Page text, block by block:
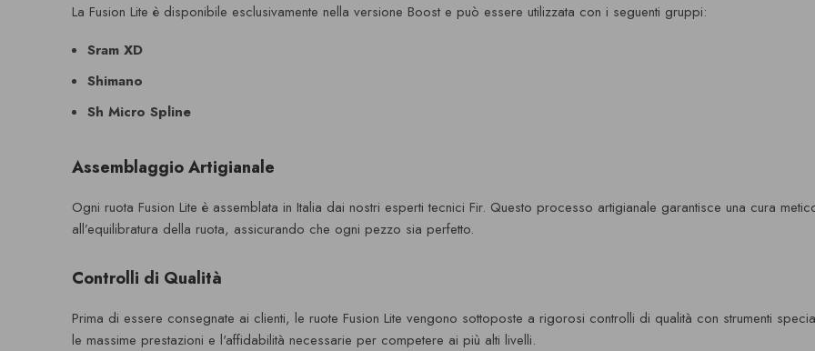
La Fusion Lite è disponibile esclusivamente nella versione Boost e può essere utilizzata con i seguenti gruppi:
Sram XD
Shimano
Sh Micro Spline
Assemblaggio Artigianale
Ogni ruota Fusion Lite è assemblata in Italia dai nostri esperti tecnici Fir. Questo processo artigianale garantisce una cura
all’equilibratura della ruota, assicurando che ogni pezzo sia perfetto.
Controlli di Qualità
Prima di essere consegnate ai clienti, le ruote Fusion Lite vengono sottoposte a rigorosi controlli di qualità con strumenti
le massime prestazioni e l'affidabilità necessarie per competere ai più alti livelli.